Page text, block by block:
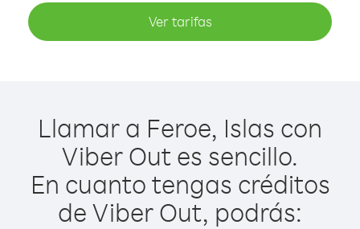
Ver tarifas
Llamar a Feroe, Islas con
Viber Out es sencillo.
En cuanto tengas créditos
de Viber Out, podrás: